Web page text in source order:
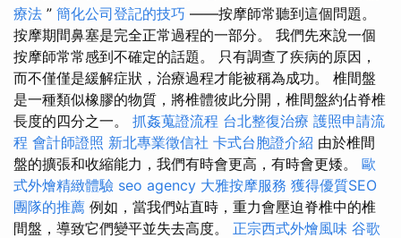
療法 ” 簡化公司登記的技巧 ——按摩師常聽到這個問題。
按摩期間鼻塞是完全正常過程的一部分。 我們先來說一個
按摩師常常感到不確定的話題。 只有調查了疾病的原因，
而不僅僅是緩解症狀，治療過程才能被稱為成功。 椎間盤
是一種類似橡膠的物質，將椎體彼此分開，椎間盤約佔脊椎
長度的四分之一。 抓姦蒐證流程 台北整復治療 護照申請流
程 會計師證照 新北專業徵信社 卡式台胞證介紹 由於椎間
盤的擴張和收縮能力，我們有時會更高，有時會更矮。 歐
式外燴精緻體驗 seo agency 大雅按摩服務 獲得優質SEO
團隊的推薦 例如，當我們站直時，重力會壓迫脊椎中的椎
間盤，導致它們變平並失去高度。 正宗西式外燴風味 谷歌